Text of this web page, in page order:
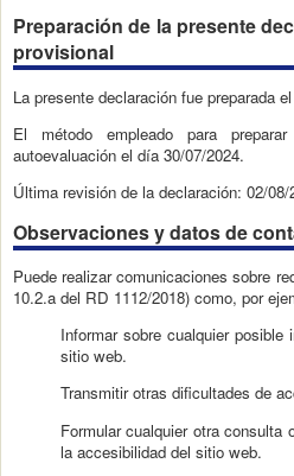
Preparación de la presente
provisional
La presente declaración fue preparada
El método empleado para
autoevaluación el día 30/07/2024.
Última revisión de la declaración: 02/08/
Observaciones y datos de
Puede realizar comunicaciones sobre
10.2.a del RD 1112/2018) como, por
Informar sobre cualquier
sitio web.
Transmitir otras dificultades de
Formular cualquier otra consulta
la accesibilidad del sitio web.